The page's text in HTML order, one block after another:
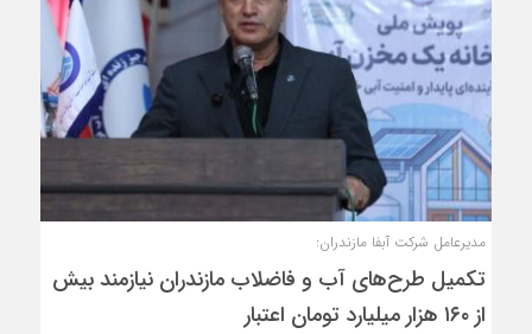
مدیرعامل شرکت آبفا مازندران:
تکمیل طرح‌های آب و فاضلاب مازندران نیازمند بیش
از ۱۶۰ هزار میلیارد تومان اعتبار